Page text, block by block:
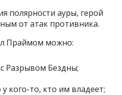
полярности ауры, герой
от атак противника.
Праймом можно:
Разрывом Бездны;
кого-то, кто им владеет;